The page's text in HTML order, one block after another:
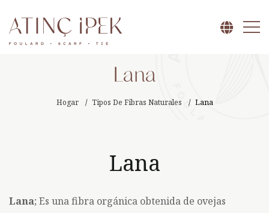
Lana
Hogar Tipos De Fibras Naturales Lana
Lana
Lana; Es una fibra orgánica obtenida de ovejas